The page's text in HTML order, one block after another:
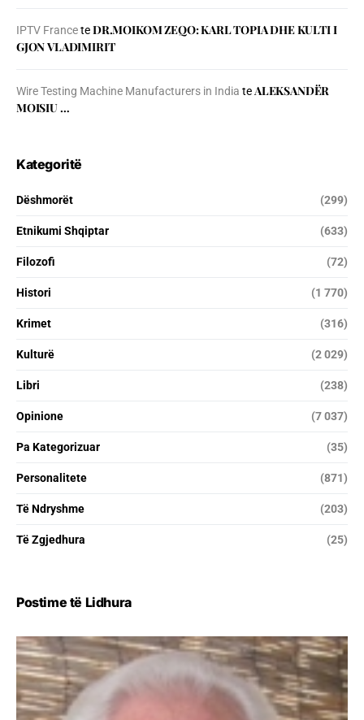
IPTV FranceteDR.MOIKOM ZEQO: KARL TOPIA DHE KULTI I
GJON VLADIMIRIT
Wire Testing Machine Manufacturers in India teALEKSANDËR
MOISIU …
Kategoritë
Dëshmorët (299)
Etnikumi Shqiptar (633)
Filozofi (72)
Histori (1 770)
Krimet (316)
Kulturë (2 029)
Libri (238)
Opinione (7 037)
Pa Kategorizuar (35)
Personalitete (871)
Të Ndryshme (203)
Të Zgjedhura (25)
Postime të Lidhura